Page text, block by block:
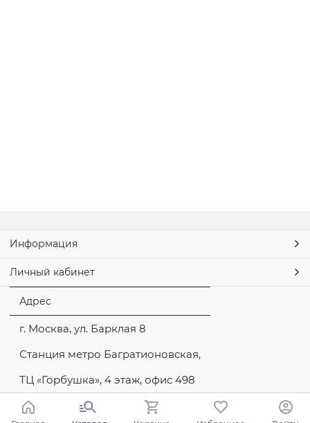
Информация
Личный кабинет
Адрес
г. Москва, ул. Барклая 8
Станция метро Багратионовская,
ТЦ «Горбушка», 4 этаж, офис 498